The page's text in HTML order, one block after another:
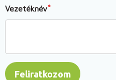
Vezetéknév